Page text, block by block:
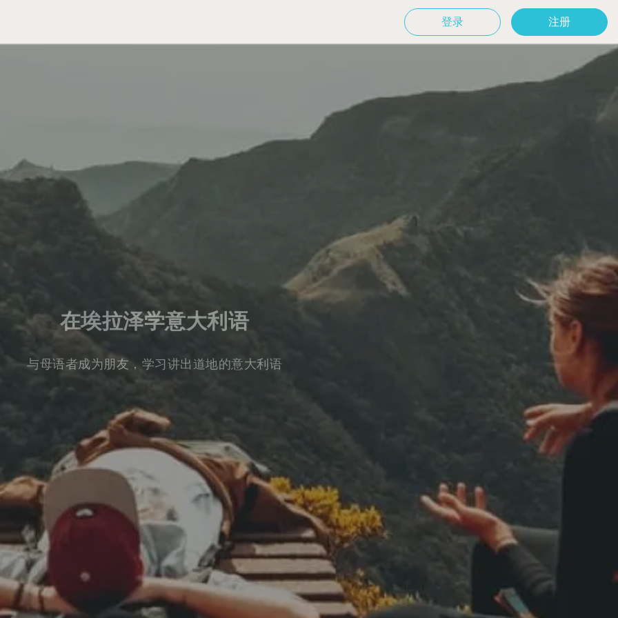
登录 注册
在埃拉泽学意大利语
与母语者成为朋友，学习讲出道地的意大利语